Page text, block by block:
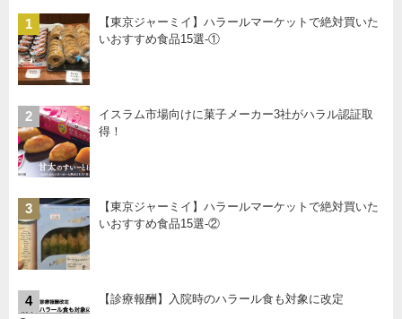
1
【東京ジャーミイ】ハラールマーケットで絶対買いた
いおすすめ食品15選-①
2
イスラム市場向けに菓子メーカー3社がハラル認証取
得！
3
【東京ジャーミイ】ハラールマーケットで絶対買いた
いおすすめ食品15選-②
4 【診療報酬】入院時のハラール食も対象に改定